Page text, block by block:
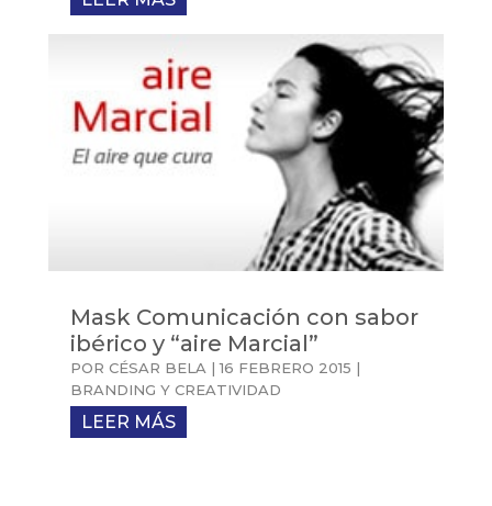
Mask Comunicación con sabor
ibérico y “aire Marcial”
POR CÉSAR BELA |16 FEBRERO 2015 |
BRANDING Y CREATIVIDAD
LEER MÁS